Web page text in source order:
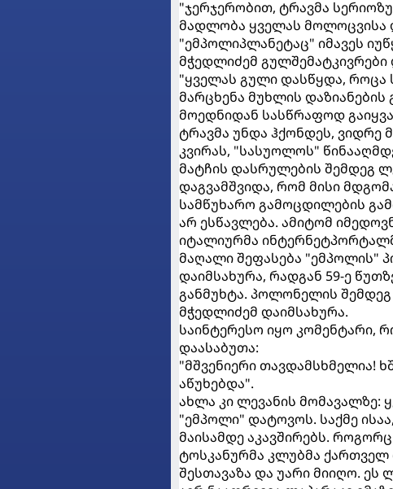
"ჯერჯერობით, ტრავმა
მადლობა ყველას მოლოცვისა
"ემპოლიპლანეტაც" იმავეს
მჭედლიძემ გულშემატკივრები
"ყველას გული დასწყდა, როცა
მარცხენა მუხლის
მოედნიდან სასწრაფოდ
ტრავმა უნდა ჰქონდეს,
კვირას, "სასუოლოს"
მატჩის დასრულების შემდეგ
დაგვამშვიდა, რომ მისი
სამწუხარო გამოცდილების
არ ესწავლება. ამიტომ
იტალიურმა
მაღალი შეფასება "ემპოლის"
დაიმსახურა, რადგან 59-ე
განმუხტა. პოლონელის შემდეგ
მჭედლიძემ დაიმსახურა.
საინტერესო იყო კომენტარი,
დაასაბუთა:
"მშვენიერი თავდამსხმელია!
აწუხებდა".
ახლა კი ლევანის მომავალზე:
"ემპოლი" დატოვოს. საქმე
მაისამდე აკავშირებს.
ტოსკანურმა კლუბმა
შესთავაზა და უარი მიიღო. ეს